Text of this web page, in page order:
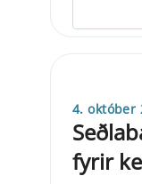
4. október
fyrir